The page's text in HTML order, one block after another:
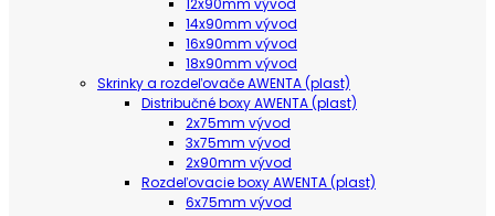
12x90mm vývod
14x90mm vývod
16x90mm vývod
18x90mm vývod
Skrinky a rozdeľovače AWENTA (plast)
Distribučné boxy AWENTA (plast)
2x75mm vývod
3x75mm vývod
2x90mm vývod
Rozdeľovacie boxy AWENTA (plast)
6x75mm vývod